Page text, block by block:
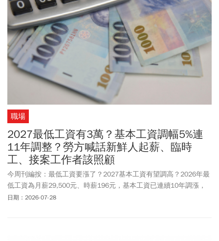
職場
2027最低工資有3萬？基本工資調幅5%連
11年調整？勞方喊話新鮮人起薪、臨時
工、接案工作者該照顧
今周刊編按：最低工資要漲了？2027基本工資有望調高？2026年最
低工資為月薪29,500元、時薪196元，基本工資已連續10年調漲，
勞動部於周一(7/27)召開最低工資諮詢聯席會議，被視為是9月審議
日期：2026-07-28